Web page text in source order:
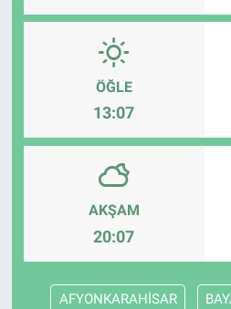
ÖĞLE
13:07
AKŞAM
20:07
AFYONKARAHİSAR